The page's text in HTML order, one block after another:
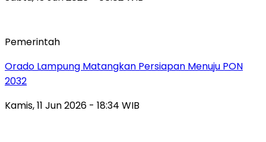
Pemerintah
Orado Lampung Matangkan Persiapan Menuju PON
2032
Kamis, 11 Jun 2026 - 18:34 WIB